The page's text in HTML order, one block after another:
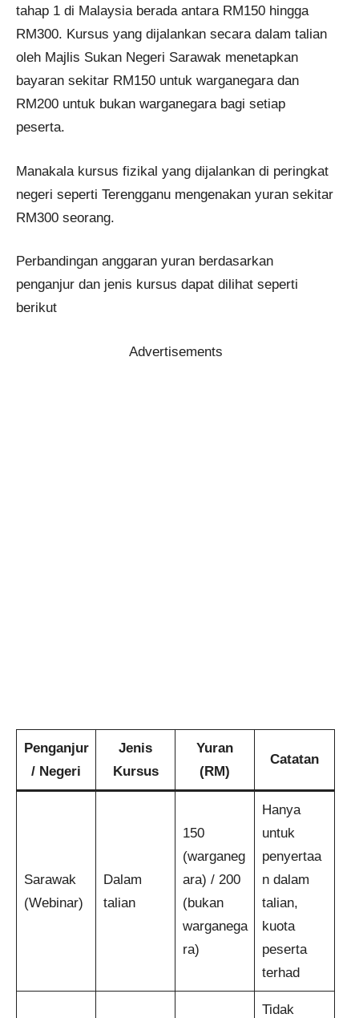
tahap 1 di Malaysia berada antara RM150 hingga
RM300. Kursus yang dijalankan secara dalam talian
oleh Majlis Sukan Negeri Sarawak menetapkan
bayaran sekitar RM150 untuk warganegara dan
RM200 untuk bukan warganegara bagi setiap
peserta.
Manakala kursus fizikal yang dijalankan di peringkat
negeri seperti Terengganu mengenakan yuran sekitar
RM300 seorang.
Perbandingan anggaran yuran berdasarkan
penganjur dan jenis kursus dapat dilihat seperti
berikut
Advertisements
Penganjur
/ Negeri
Jenis
Kursus
Yuran
(RM)
Catatan
Sarawak
(Webinar)
Dalam
talian
150
(warganeg
ara) / 200
(bukan
warganega
ra)
Hanya
untuk
penyertaa
n dalam
talian,
kuota
peserta
terhad
Tidak